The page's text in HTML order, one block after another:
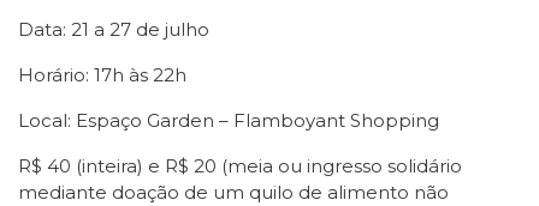
Data: 21 a 27 de julho
Horário: 17h às 22h
Local: Espaço Garden – Flamboyant Shopping
R$ 40 (inteira) e R$ 20 (meia ou ingresso solidário
mediante doação de um quilo de alimento não